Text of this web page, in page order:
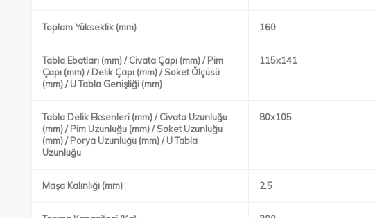
Toplam Yükseklik (mm) 160
Tabla Ebatları (mm) / Civata Çapı (mm) / Pim
Çapı (mm) / Delik Çapı (mm) / Soket Ölçüsü
(mm) / U Tabla Genişliği (mm)
115x141
Tabla Delik Eksenleri (mm) / Civata Uzunluğu
(mm) / Pim Uzunluğu (mm) / Soket Uzunluğu
(mm) / Porya Uzunluğu (mm) / U Tabla
Uzunluğu
80x105
Maşa Kalınlığı (mm) 2.5